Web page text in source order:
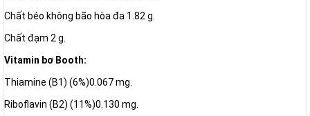
Chất béo không bão hòa đa 1.82 g.
Chất đạm 2 g.
Vitamin bơ Booth:
Thiamine (B1) (6%)0.067 mg.
Riboflavin (B2) (11%)0.130 mg.